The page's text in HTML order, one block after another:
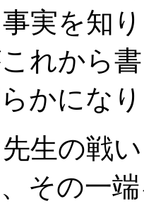
実を知
れから
かにな
生の戦
その一